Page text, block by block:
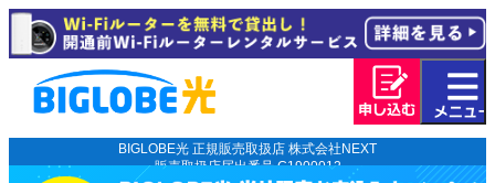
BIGLOBE光 正規販売取扱店 株式会社NEXT
販売取扱店届出番号 C1900012